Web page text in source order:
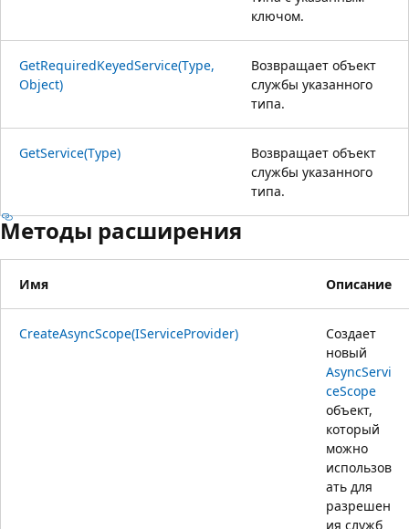
ключом.
GetRequiredKeyedService(Type,
Object)
Возвращает объект
службы указанного
типа.
GetService(Type)
Возвращает объект
службы указанного
типа.
Методы расширения
Имя Описание
CreateAsyncScope(IServiceProvider)
Создает
новый
AsyncServi
ceScope
объект,
который
можно
использов
ать для
разрешен
ия служб